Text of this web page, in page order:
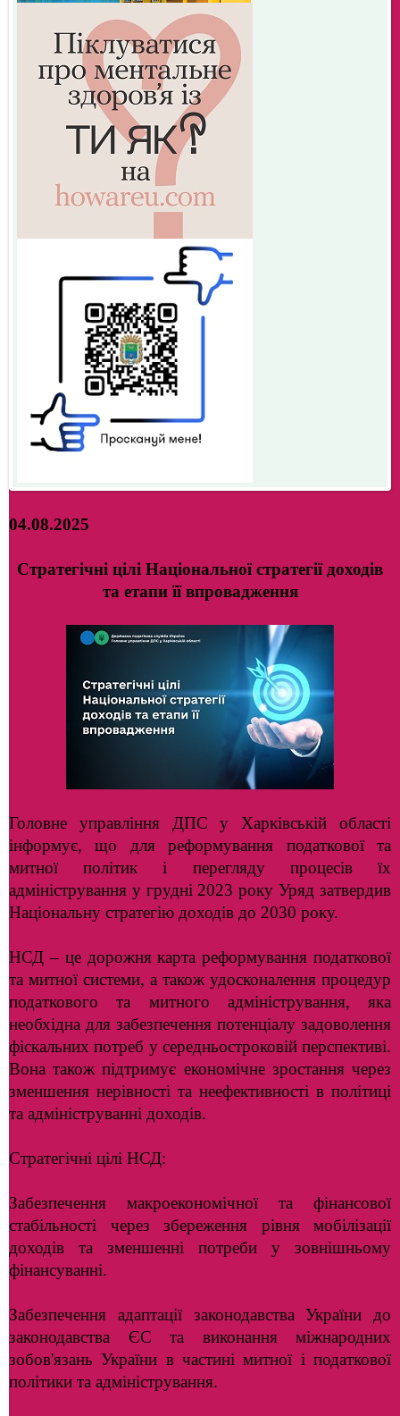
04.08.2025
Стратегічні цілі Національної стратегії доходів
та етапи її впровадження
Головне управління ДПС у Харківській області
інформує, що для реформування податкової та
митної політик і перегляду процесів їх
адміністрування у грудні 2023 року Уряд затвердив
Національну стратегію доходів до 2030 року.
НСД – це дорожня карта реформування податкової
та митної системи, а також удосконалення процедур
податкового та митного адміністрування, яка
необхідна для забезпечення потенціалу задоволення
фіскальних потреб у середньостроковій перспективі.
Вона також підтримує економічне зростання через
зменшення нерівності та неефективності в політиці
та адмініструванні доходів.
Стратегічні цілі НСД:
Забезпечення макроекономічної та фінансової
стабільності через збереження рівня мобілізації
доходів та зменшенні потреби у зовнішньому
фінансуванні.
Забезпечення адаптації законодавства України до
законодавства ЄС та виконання міжнародних
зобов'язань України в частині митної і податкової
політики та адміністрування.